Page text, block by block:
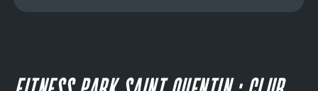
navigation